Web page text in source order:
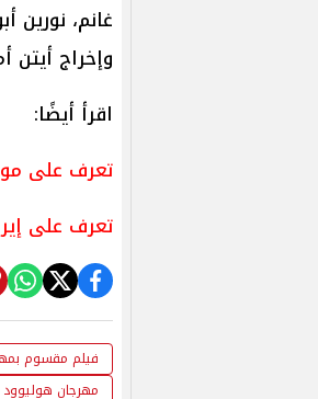
غانم،
وإخراج أيتن
اقرأ أيضًا:
تعرف على
تعرف على
فيلم مقسوم
مهرجان هوليوود